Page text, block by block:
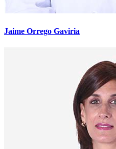
Jaime Orrego Gaviria